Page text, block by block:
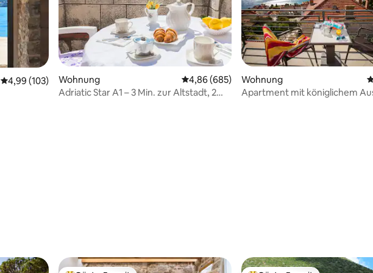
Durchschnittliche Bewertung: 4,99 von 5, 103 Bewertungen
4,99 (103)
Wohnung Durchschnittliche Bewertung: 4,86 von 5,
4,86 (685)
Adriatic Star A1 – 3 Min. zur Altstadt, 2
Wohnung
Apartment mit königlichem